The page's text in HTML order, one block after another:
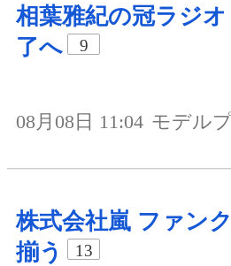
相葉雅紀の冠ラジ
了へ
9
08月08日 11:04 モデル
株式会社嵐 ファン
揃う
13